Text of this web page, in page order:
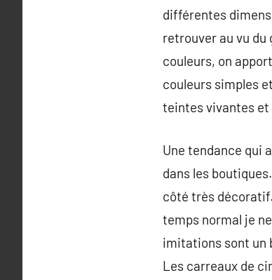
différentes
retrouver au vu
couleurs, on
couleurs simples
teintes vivantes
Une tendance qui
dans les
côté très
temps normal je
imitations sont un
Les carreaux de